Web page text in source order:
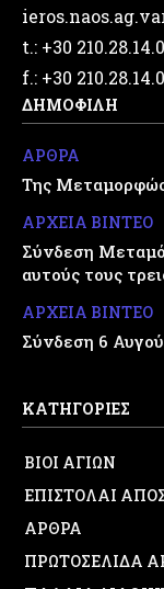
t.: +30
f.: +30
ΔΗΜΟΦΙΛΗ
ΑΡΘΡΑ
Της
ΑΡΧΕΙΑ ΒΙΝΤΕΟ
Σύνδεση
αυτούς τους
ΑΡΧΕΙΑ ΒΙΝΤΕΟ
Σύνδεση 6
ΚΑΤΗΓΟΡΙΕΣ
ΒΙΟΙ ΑΓΙΩΝ
ΕΠΙΣΤΟΛΑΙ
ΑΡΘΡΑ
ΠΡΩΤΟΣΕΛΙΔΑ